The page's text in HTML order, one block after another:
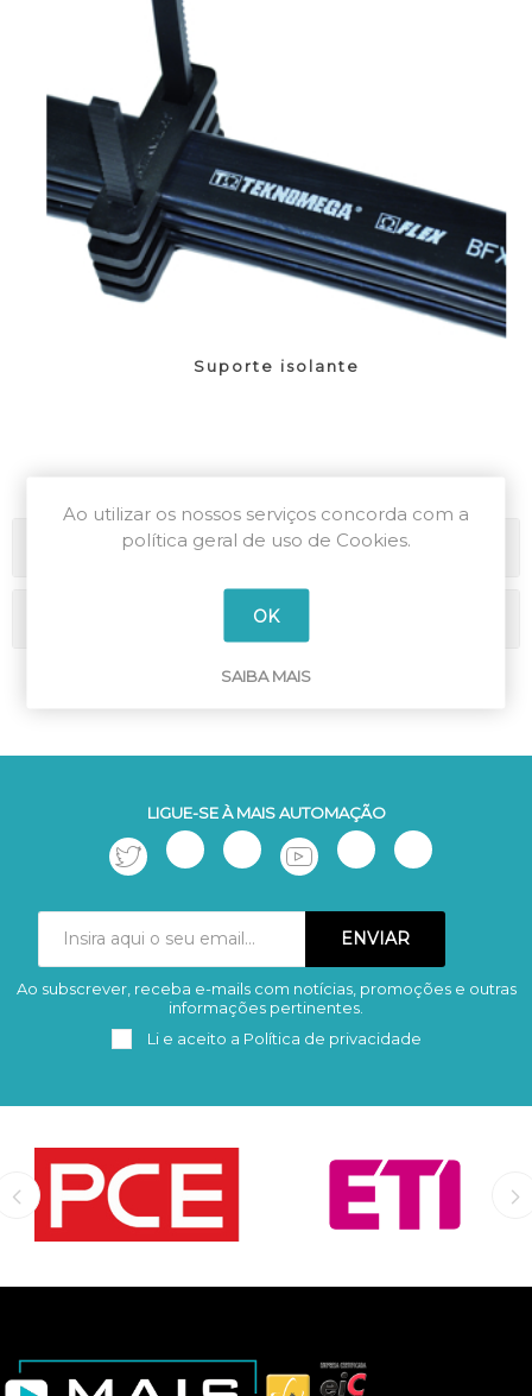
Suporte isolante
Categorias
LIGUE-SE À MAIS AUTOMAÇÃO
Subscrever Remover
Ao subscrever, receba e-mails com notícias, promoções e outras
informações pertinentes.
Li e aceito a Política de privacidade
Ao utilizar os nossos serviços concorda com a
política geral de uso de Cookies.
OK
SAIBA MAIS